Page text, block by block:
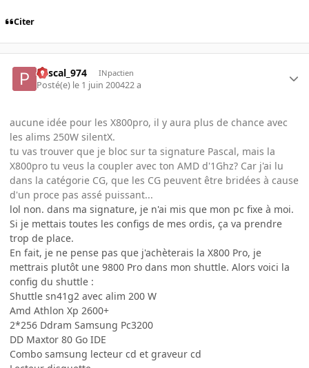
Citer
Pascal_974 INpactien
Posté(e) le 1 juin 200422 a
aucune idée pour les X800pro, il y aura plus de chance avec
les alims 250W silentX.
tu vas trouver que je bloc sur ta signature Pascal, mais la
X800pro tu veus la coupler avec ton AMD d'1Ghz? Car j'ai lu
dans la catégorie CG, que les CG peuvent être bridées à cause
d'un proce pas assé puissant...
lol non. dans ma signature, je n'ai mis que mon pc fixe à moi.
Si je mettais toutes les configs de mes ordis, ça va prendre
trop de place.
En fait, je ne pense pas que j'achèterais la X800 Pro, je
mettrais plutôt une 9800 Pro dans mon shuttle. Alors voici la
config du shuttle :
Shuttle sn41g2 avec alim 200 W
Amd Athlon Xp 2600+
2*256 Ddram Samsung Pc3200
DD Maxtor 80 Go IDE
Combo samsung lecteur cd et graveur cd